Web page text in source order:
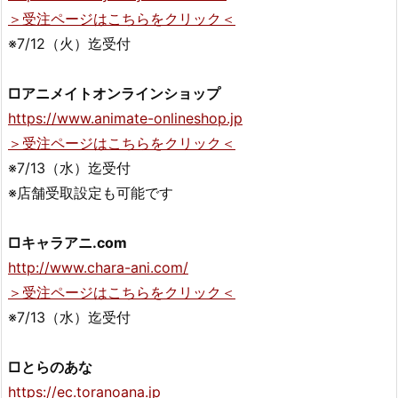
＞受注ページはこちらをクリック＜
※7/12（火）迄受付
□アニメイトオンラインショップ
https://www.animate-onlineshop.jp
＞受注ページはこちらをクリック＜
※7/13（水）迄受付
※店舗受取設定も可能です
□キャラアニ.com
http://www.chara-ani.com/
＞受注ページはこちらをクリック＜
※7/13（水）迄受付
□とらのあな
https://ec.toranoana.jp